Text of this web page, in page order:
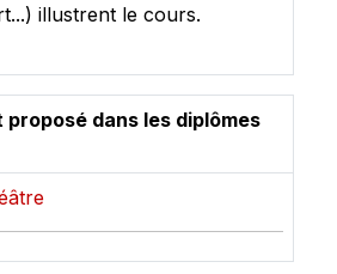
illustrent le cours.
proposé dans les diplômes